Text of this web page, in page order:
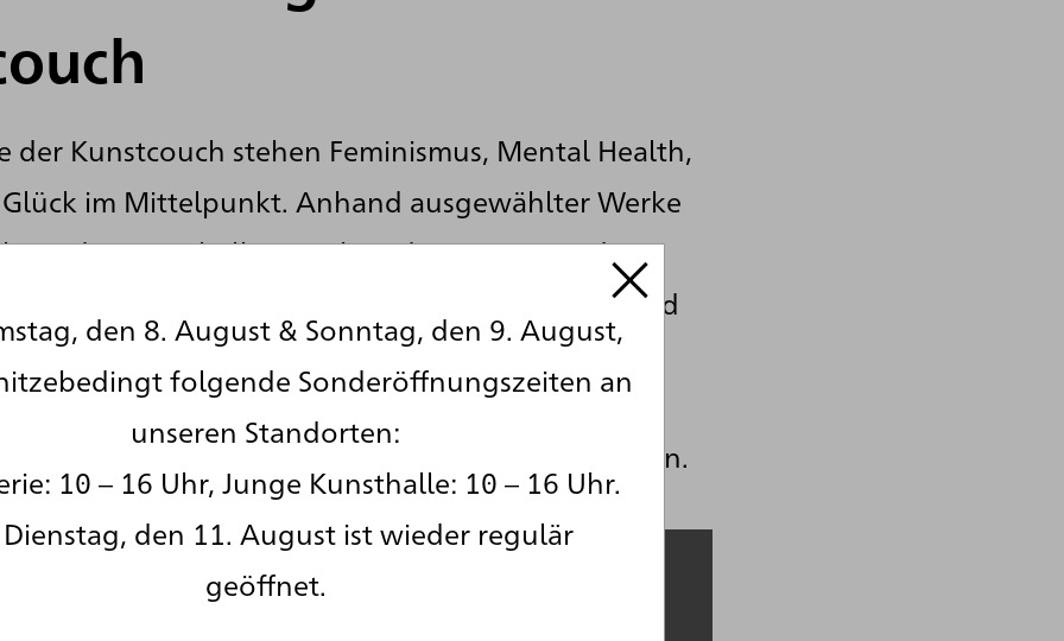
der Kunstcouch stehen Feminismus, Mental Health,
im Mittelpunkt. Anhand ausgewählter Werke
der Kunsthalle sprechen die Autorin und
Host Jaqueline Scheiber und die Autorin und
Lara Ermer über psychologische
persönliche Erfahrungen und gesellschaftliche
und die Künstler*innen der Sammlung bewegen.
Klicken um Podigee Inhalte zu laden
den 8. August & Sonntag, den 9. August,
folgende Sonderöffnungszeiten an
unseren Standorten:
10 – 16 Uhr, Junge Kunsthalle: 10 – 16 Uhr.
den 11. August ist wieder regulär
geöffnet.